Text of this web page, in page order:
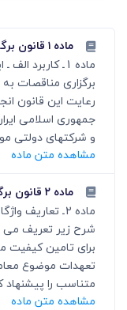
ماده ۱ قانون برگزاری مناقصات
ماده 1ـ
برگزاری مناقصات
رعایت این قانون
جمهوری اسلامی
و شرکتهای دولتی
مشاهده متن ماده
ماده ۲ قانون برگزاری مناقصات
ماده 2ـ
شرح زیر تعریف می
برای تامین کیفیت
تعهدات موضوع
متناسب را
مشاهده متن ماده